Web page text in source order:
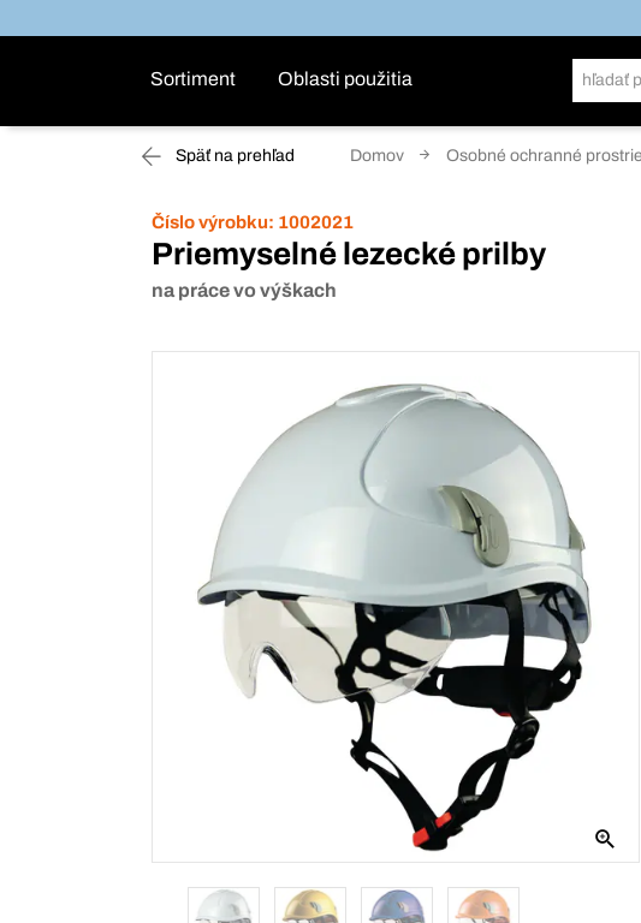
Sortiment Oblasti použitia
Späť na prehľad Domov Osobné ochranné
Číslo výrobku: 1002021
Priemyselné lezecké prilby
na práce vo výškach